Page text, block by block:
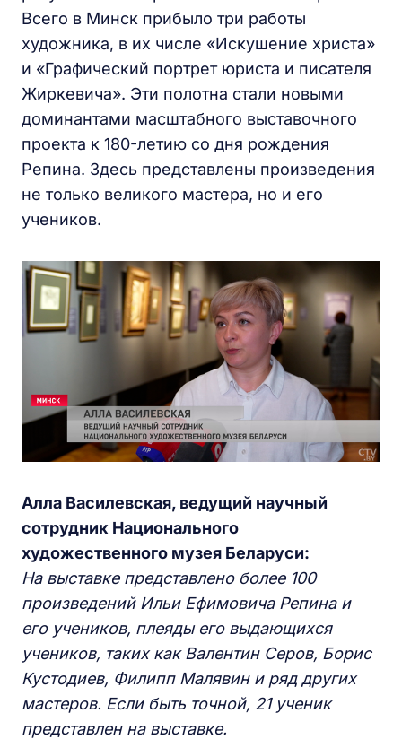
Всего в Минск прибыло три работы
художника, в их числе «Искушение христа»
и «Графический портрет юриста и писателя
Жиркевича». Эти полотна стали новыми
доминантами масштабного выставочного
проекта к 180-летию со дня рождения
Репина. Здесь представлены произведения
не только великого мастера, но и его
учеников.
Алла Василевская, ведущий научный
сотрудник Национального
художественного музея Беларуси:
На выставке представлено более 100
произведений Ильи ЕфимовичаРепина и
его учеников, плеядыего выдающихся
учеников, таких как Валентин Серов, Борис
Кустодиев, Филипп Малявин и ряд других
мастеров. Если быть точной, 21 ученик
представлен на выставке.